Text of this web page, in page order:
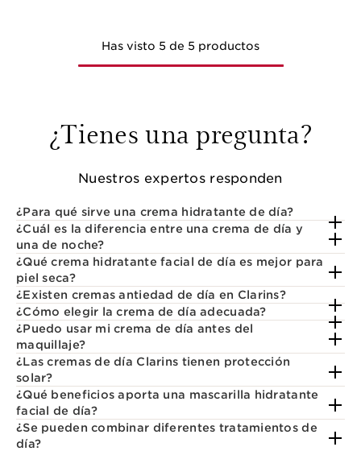
Has visto 5 de 5 productos
¿Tienes una pregunta?
Nuestros expertos responden
¿Para qué sirve una crema hidratante de día?
¿Cuál es la diferencia entre una crema de día y
una de noche?
¿Qué crema hidratante facial de día es mejor para
piel seca?
¿Existen cremas antiedad de día en Clarins?
¿Cómo elegir la crema de día adecuada?
¿Puedo usar mi crema de día antes del
maquillaje?
¿Las cremas de día Clarins tienen protección
solar?
¿Qué beneficios aporta una mascarilla hidratante
facial de día?
¿Se pueden combinar diferentes tratamientos de
día?